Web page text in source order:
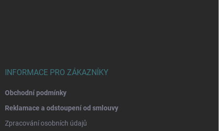
INFORMACE PRO ZÁKAZNÍKY
Obchodní podmínky
Reklamace a odstoupení od smlouvy
Zpracování osobních údajů